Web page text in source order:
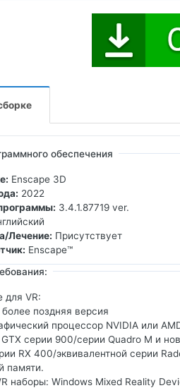
обеспечения
Enscape 3D
2022
3.4.1.87719 ver.
Лечение: Присутствует
Enscape™
для VR:
поздняя версия
процессор NVIDIA или
GTX серии 900/серии Quadro M и
RX 400/эквивалентной серии
памяти.
наборы: Windows Mixed Reality